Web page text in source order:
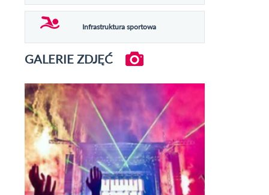
Infrastruktura sportowa
GALERIE ZDJĘĆ